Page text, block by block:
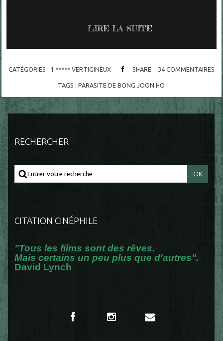
LIRE LA SUITE
CATÉGORIES : 1 ***** VERTIGINEUX SHARE 34 COMMENTAIRES
TAGS :PARASITE DE BONG JOON HO
RECHERCHER
CITATION CINÉPHILE
"Tous les films sont des rêves.
Mais certains un peu plus que d'autres".
David Lynch